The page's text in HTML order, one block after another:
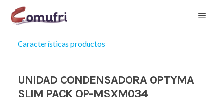
Características productos
UNIDAD CONDENSADORA OPTYMA
SLIM PACK OP-MSXM034